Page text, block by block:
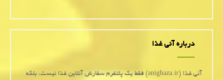
درباره آنی غذا
آنی غذا (anighaza.ir) فقط یک پلتفرم سفارش آنلاین غذا نیست، بلکه